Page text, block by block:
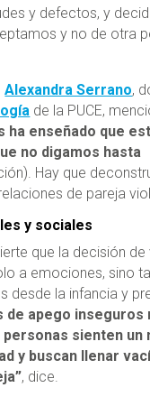
y defectos, y
y no de otra
Alexandra Serrano,
de la PUCE,
ha enseñado que
no digamos hasta
Hay que
de pareja
y sociales
que la decisión
a emociones, sino
desde la infancia y
de apego inseguros
personas sienten un
y buscan llenar
, dice.